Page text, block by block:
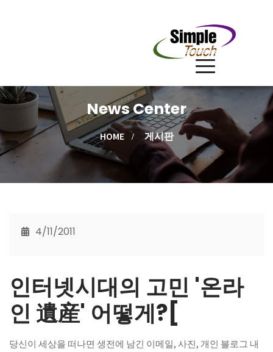
News Center
HOME 게시판
4/11/2011
인터넷시대의 고민 '온라
인 遺産' 어떻게?[
당신이 세상을 떠나면 생전에 남긴 이메일, 사진, 개인 블로그 내